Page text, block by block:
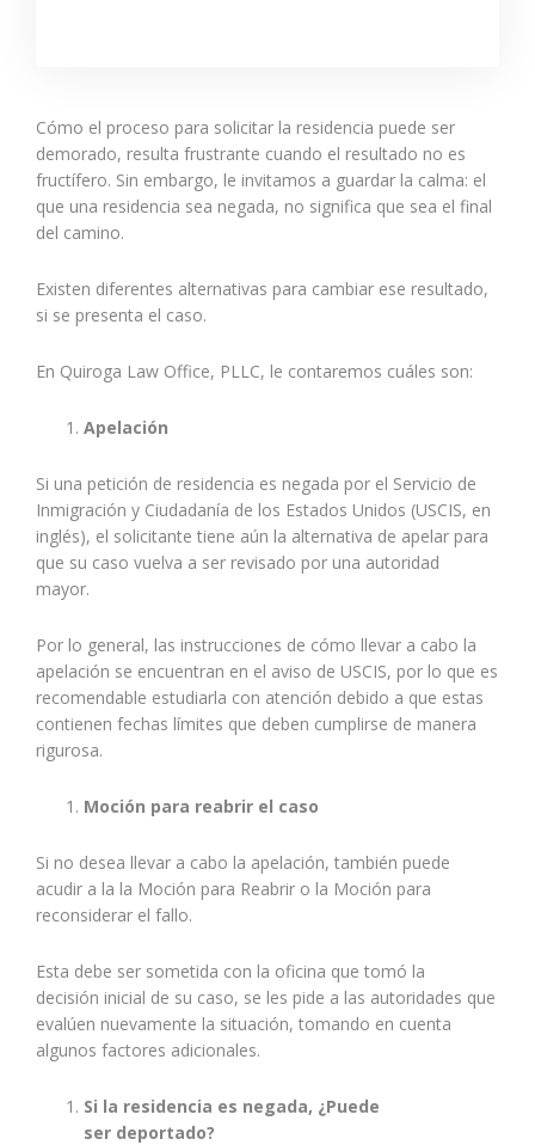
Cómo el proceso para solicitar la residencia puede ser
demorado, resulta frustrante cuando el resultado no es
fructífero. Sin embargo, le invitamos a guardar la calma: el
que una residencia sea negada, no significa que sea el final
del camino.
Existen diferentes alternativas para cambiar ese resultado,
si se presenta el caso.
En Quiroga Law Office, PLLC, le contaremos cuáles son:
Apelación
Si una petición de residencia es negada por el Servicio de
Inmigración y Ciudadanía de los Estados Unidos (USCIS, en
inglés), el solicitante tiene aún la alternativa de apelar para
que su caso vuelva a ser revisado por una autoridad
mayor.
Por lo general, las instrucciones de cómo llevar a cabo la
apelación se encuentran en el aviso de USCIS, por lo que es
recomendable estudiarla con atención debido a que estas
contienen fechas límites que deben cumplirse de manera
rigurosa.
Moción para reabrir el caso
Si no desea llevar a cabo la apelación, también puede
acudir a la la Moción para Reabrir o la Moción para
reconsiderar el fallo.
Esta debe ser sometida con la oficina que tomó la
decisión inicial de su caso, se les pide a las autoridades que
evalúen nuevamente la situación, tomando en cuenta
algunos factores adicionales.
Si la residencia es negada, ¿Puede
ser deportado?